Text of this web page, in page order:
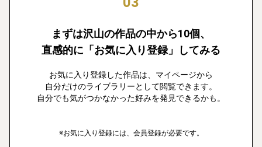
まずは沢山の作品の中から10個、
直感的に「お気に入り登録」してみる
お気に入り登録した作品は、マイページから
自分だけのライブラリーとして閲覧できます。
自分でも気がつかなかった好みを発見できるかも。
※お気に入り登録には、会員登録が必要です。